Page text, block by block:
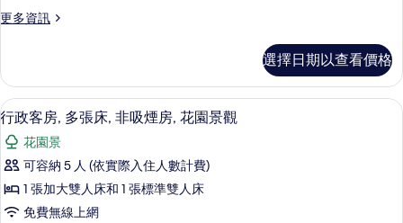
1
加
大
雙
人
床,
非
吸
更多資訊
更
客
房,
1
張
加
大
人
床,
選擇日期以查看價格
顯
示
行
政
客
行政客房, 多張床, 非吸煙房, 花園景
6
行政客房, 多張床, 非吸煙房, 花園景觀
花園景
可容納 5 人 (依實際入住人數計費)
1 張加大雙人床和 1 張標準雙人床
免費無線上網